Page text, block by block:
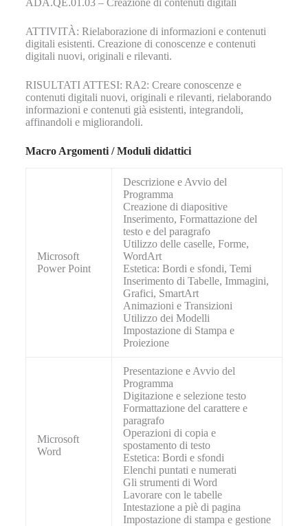
ATTIVITÀ: Rielaborazione di informazioni e contenuti
digitali esistenti. Creazione di conoscenze e contenuti
digitali nuovi, originali e rilevanti.
RISULTATI ATTESI: RA2: Creare conoscenze e
contenuti digitali nuovi, originali e rilevanti, rielaborando
informazioni e contenuti già esistenti, integrandoli,
affinandoli e migliorandoli.
Macro Argomenti / Moduli didattici
Microsoft
Power Point
Descrizione e Avvio del
Programma
Creazione di diapositive
Inserimento, Formattazione del
testo e del paragrafo
Utilizzo delle caselle, Forme,
WordArt
Estetica: Bordi e sfondi, Temi
Inserimento di Tabelle, Immagini,
Grafici, SmartArt
Animazioni e Transizioni
Utilizzo dei Modelli
Impostazione di Stampa e
Proiezione
Microsoft
Word
Presentazione e Avvio del
Programma
Digitazione e selezione testo
Formattazione del carattere e
paragrafo
Operazioni di copia e
spostamento di testo
Estetica: Bordi e sfondi
Elenchi puntati e numerati
Gli strumenti di Word
Lavorare con le tabelle
Intestazione a piè di pagina
Impostazione di stampa e gestione